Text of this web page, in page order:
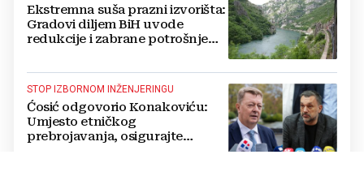
Ekstremna suša prazni izvorišta:
Gradovi diljem BiH uvode
redukcije i zabrane potrošnje
STOP IZBORNOM INŽENJERINGU
Ćosić odgovorio Konakoviću:
Umjesto etničkog
prebrojavanja, osigurajte